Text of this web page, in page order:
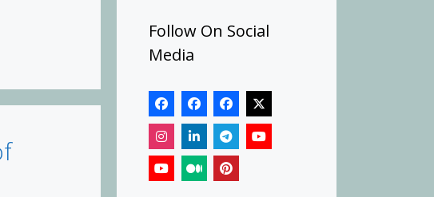
Follow On Social
Media